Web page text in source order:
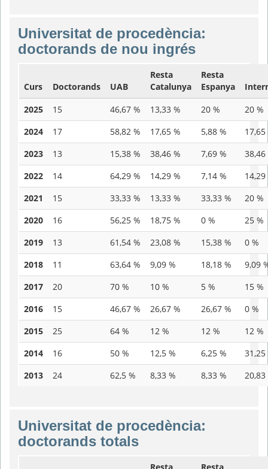
Universitat de procedència:
doctorands de nou ingrés
Curs Doctorands UAB
Resta
Catalunya
Resta
Espanya
2025
15 46,67 % 13,33 % 20 %
20 %
2024
17 58,82 % 17,65 % 5,88 %
17,65
2023
13 15,38 % 38,46 % 7,69 %
38,46
2022
14 64,29 % 14,29 % 7,14 %
14,29
2021
15 33,33 % 13,33 % 33,33 %
20 %
2020
16 56,25 % 18,75 % 0 %
25 %
2019
13 61,54 % 23,08 % 15,38 %
0 %
2018
11 63,64 % 9,09 % 18,18 %
9,09
2017
20 70 % 10 % 5 %
15 %
2016
15 46,67 % 26,67 % 26,67 %
0 %
2015
25 64 % 12 % 12 %
12 %
2014
16 50 % 12,5 % 6,25 %
31,25
2013
24 62,5 % 8,33 % 8,33 % 20,83
Universitat de procedència:
doctorands totals
Resta Resta